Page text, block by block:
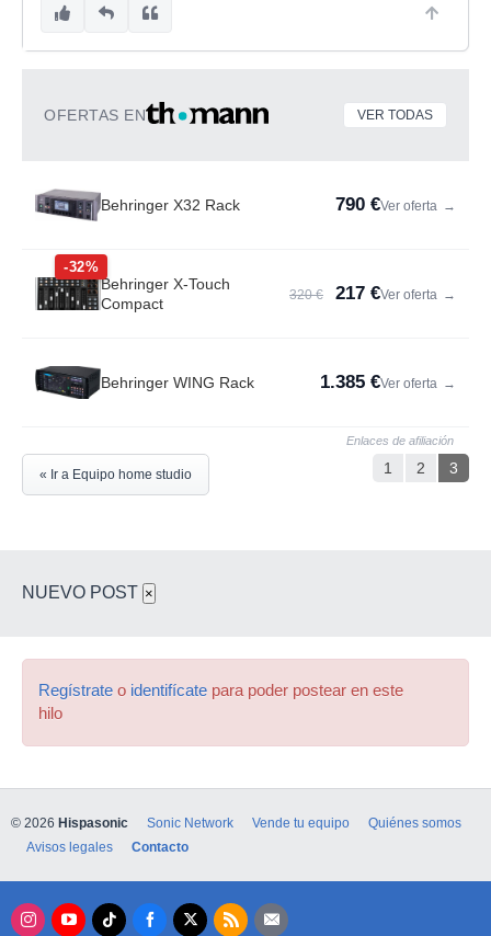
OFERTAS EN VER TODAS
Behringer X32 Rack 790 €Ver oferta →
-32%
Behringer X-Touch
Compact
320 € 217 €Ver oferta →
Behringer WING Rack 1.385 €Ver oferta →
Enlaces de afiliación
1 2 3
« Ir a Equipo home studio
NUEVO POST ×
Regístrate o identifícate para poder postear en este
hilo
© 2026 Hispasonic Sonic Network Vende tu equipo
Quiénes somos
Avisos legales
Contacto